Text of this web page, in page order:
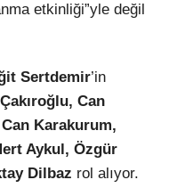
etkinliği”yle değil
Sertdemir’in
Can
Karakurum,
Aykul, Özgür
Dilbaz rol alıyor.